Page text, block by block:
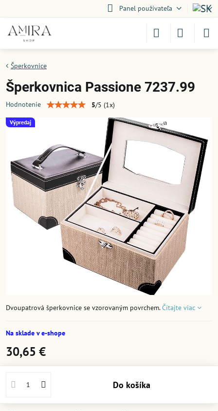
Panel používateľa
Výpredaj
Šperkovnice
Šperkovnica Passione 7237.99
Hodnotenie 5/5 (1x)
Dvoupatrová šperkovnice se vzorovaným povrchem.Čítajte viac
Na sklade v e-shope
30,65 €
Do košíka